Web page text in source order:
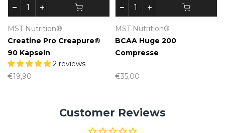
MST Nutrition®
Creatine Pro Creapure®
90 Kapseln
2 reviews
€19,90
MST Nutrition®
BCAA Huge 200
Compresse
€35,00
Customer Reviews